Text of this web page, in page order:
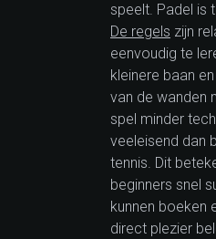
speelt. Padel is
De regels zijn
eenvoudig te
kleinere baan
van de wanden
spel minder
veeleisend dan
tennis. Dit
beginners snel
kunnen boeken
direct plezier